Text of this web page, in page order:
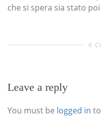
che si spera sia stato
0
Leave a reply
You must be logged in